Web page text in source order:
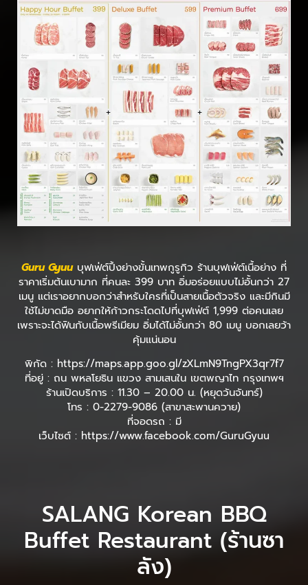
Guru Gyuuบุฟเฟ่ต์ปิ้งย่างขั้นเทพกูรูกิว ร้านบุฟเฟ่ต์เนื้อย่าง ที่
ราคาเริ่มต้นเบามาก ที่คนละ 399 บาท อิ่มอร่อยแบบไม่อั้นกว่า 27
เมนู แต่เราอยากบอกว่าสำหรับใครที่เป็นสายเนื้อตัวจริง และมีกินมี
ใช้ไม่ขาดมือ อยากให้ก้าวกระโดดไปที่บุฟเฟ่ต์ 1,999 ต่อคนเลย
เพราะจะได้ฟินกับเนื้อพรีเมียม อิ่มได้ไม่อั้นกว่า 80 เมนู บอกเลยว้า
คุ้มแน่นอน
พิกัด : https://maps.app.goo.gl/zXLmN9TngPX3qr7f7
ที่อยู่ : ถน พหลโยธิน แขวง สามเสนใน เขตพญาไท กรุงเทพฯ
ร้านเปิดบริการ : 11.30 – 20.00 น. (หยุดวันจันทร์)
โทร : 0-2279-9086 (สาขาสะพานควาย)
ที่จอดรถ : มี
เว็บไซต์ : https://www.facebook.com/GuruGyuu
SALANG Korean BBQ
Buffet Restaurant (ร้านซา
ลัง)